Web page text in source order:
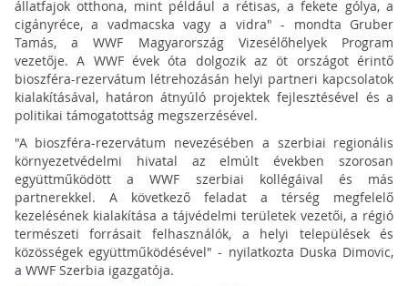
állatfajok otthona, mint például a rétisas, a fekete gólya, a
cigányréce, a vadmacska vagy a vidra" - mondta Gruber
Tamás, a WWF Magyarország Vizesélőhelyek Program
vezetője. A WWF évek óta dolgozik az öt országot érintő
bioszféra-rezervátum létrehozásán helyi partneri kapcsolatok
kialakításával, határon átnyúló projektek fejlesztésével és a
politikai támogatottság megszerzésével.
"A bioszféra-rezervátum nevezésében a szerbiai regionális
környezetvédelmi hivatal az elmúlt években szorosan
együttműködött a WWF szerbiai kollégáival és más
partnerekkel. A következő feladat a térség megfelelő
kezelésének kialakítása a tájvédelmi területek vezetői, a régió
természeti forrásait felhasználók, a helyi települések és
közösségek együttműködésével" - nyilatkozta Duska Dimovic,
a WWF Szerbia igazgatója.